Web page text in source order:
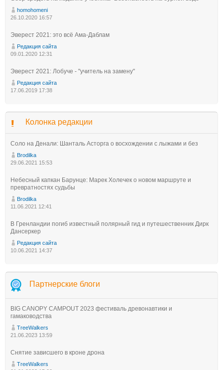
homohomeni
26.10.2020 16:57
Эверест 2021: это всё Ама-Даблам
Редакция сайта
09.01.2020 12:31
Эверест 2021: Лобуче - "учитель на замену"
Редакция сайта
17.06.2019 17:38
Колонка редакции
Соло на Денали: Шанталь Асторга о восхождении с лыжами и без
Brodilka
29.06.2021 15:53
Небесный капкан Барунце: Марек Холечек о новом маршруте и
превратностях судьбы
Brodilka
11.06.2021 12:41
В Гренландии погиб известный полярный гид и путешественник Дирк
Дансеркер
Редакция сайта
10.06.2021 14:37
Партнерские блоги
BIG CANOPY CAMPOUT 2023 фестиваль древонавтики и
гамаководства
TreeWalkers
21.06.2023 13:59
Снятие зависшего в кроне дрона
TreeWalkers